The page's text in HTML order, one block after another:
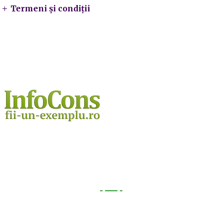
Termeni și condiții